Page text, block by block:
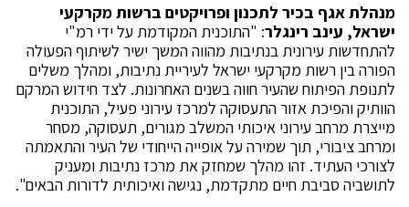
מנהלת אגף בכיר לתכנון ופרויקטים ברשות מקרקעי
ישראל, עינב רינגלר: "התוכנית המקודמת על ידי רמ"י
להתחדשות עירונית בנתיבות מהווה המשך ישיר לשיתוף הפעולה
הפורה בין רשות מקרקעי ישראל לעיריית נתיבות, ומהלך משלים
לתנופת הפיתוח שהעיר חווה בשנים האחרונות. לצד חידוש המרקם
הוותיק והפיכת אזור התעסוקה למרכז עירוני פעיל, התוכנית
מייצרת מרחב עירוני איכותי המשלב מגורים, תעסוקה, מסחר
ומרחב ציבורי, תוך שמירה על אופייה הייחודי של העיר והתאמתה
לצורכי העתיד. זהו מהלך שמחזק את מרכז נתיבות ומעניק
לתושביה סביבת חיים מתקדמת, נגישה ואיכותית לדורות הבאים".